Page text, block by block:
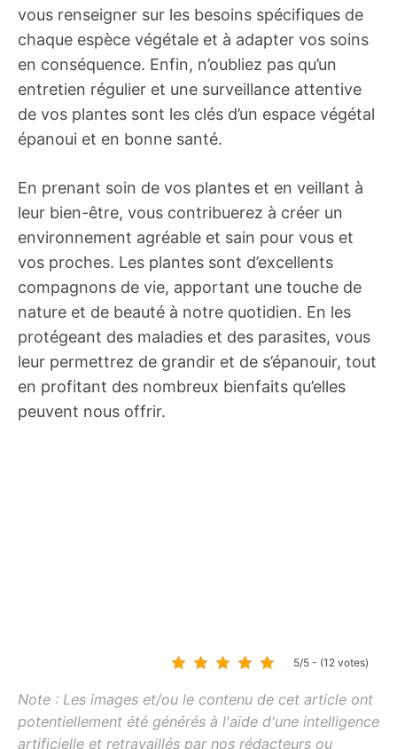
vous renseigner sur les besoins spécifiques de
chaque espèce végétale et à adapter vos soins
en conséquence. Enfin, n’oubliez pas qu’un
entretien régulier et une surveillance attentive
de vos plantes sont les clés d’un espace végétal
épanoui et en bonne santé.
En prenant soin de vos plantes et en veillant à
leur bien-être, vous contribuerez à créer un
environnement agréable et sain pour vous et
vos proches. Les plantes sont d’excellents
compagnons de vie, apportant une touche de
nature et de beauté à notre quotidien. En les
protégeant des maladies et des parasites, vous
leur permettrez de grandir et de s’épanouir, tout
en profitant des nombreux bienfaits qu’elles
peuvent nous offrir.
5/5 - (12 votes)